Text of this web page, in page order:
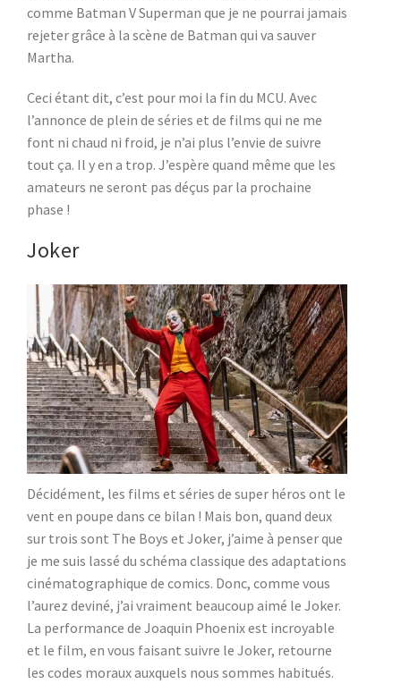
comme Batman V Superman que je ne pourrai jamais
rejeter grâce à la scène de Batman qui va sauver
Martha.
Ceci étant dit, c’est pour moi la fin du MCU. Avec
l’annonce de plein de séries et de films qui ne me
font ni chaud ni froid, je n’ai plus l’envie de suivre
tout ça. Il y en a trop. J’espère quand même que les
amateurs ne seront pas déçus par la prochaine
phase !
Joker
Décidément, les films et séries de super héros ont le
vent en poupe dans ce bilan ! Mais bon, quand deux
sur trois sont The Boys et Joker, j’aime à penser que
je me suis lassé du schéma classique des adaptations
cinématographique de comics. Donc, comme vous
l’aurez deviné, j’ai vraiment beaucoup aimé le Joker.
La performance de Joaquin Phoenix est incroyable
et le film, en vous faisant suivre le Joker, retourne
les codes moraux auxquels nous sommes habitués.